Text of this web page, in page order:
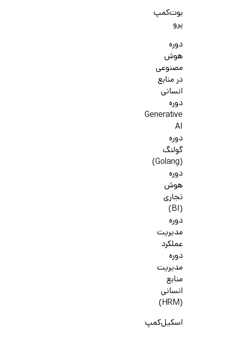
بوت‌کمپ
پرو
دوره
هوش
مصنوعی
در منابع
انسانی
دوره
Generative
AI
دوره
گولنگ
(Golang)
دوره
هوش
تجاری
(BI)
دوره
مدیریت
عملکرد
دوره
مدیریت
منابع
انسانی
(HRM)
اسکیل‌کمپ